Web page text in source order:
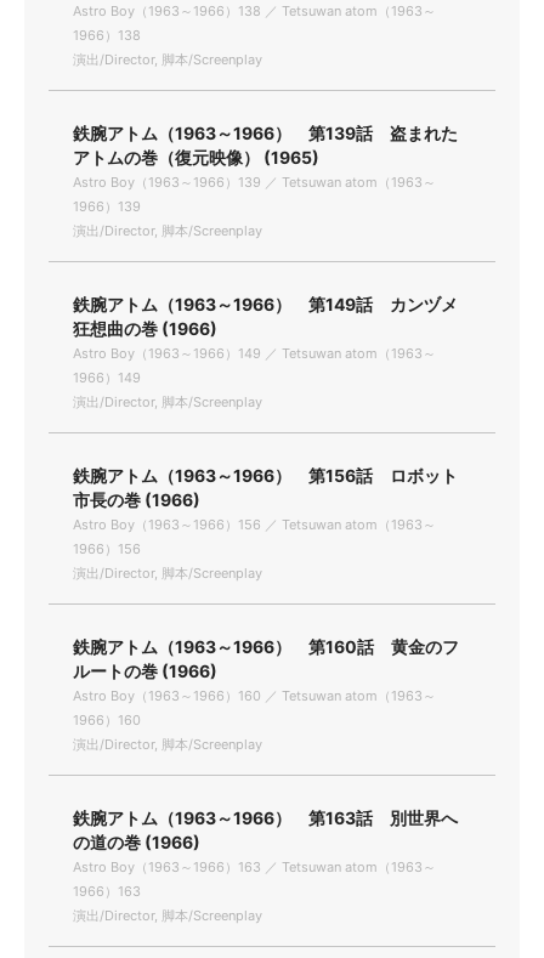
Astro Boy（1963～1966）138 ／ Tetsuwan atom（1963～
1966）138
演出/Director, 脚本/Screenplay
鉄腕アトム（1963～1966） 第139話 盗まれた
アトムの巻（復元映像） (1965)
Astro Boy（1963～1966）139 ／ Tetsuwan atom（1963～
1966）139
演出/Director, 脚本/Screenplay
鉄腕アトム（1963～1966） 第149話 カンヅメ
狂想曲の巻 (1966)
Astro Boy（1963～1966）149 ／ Tetsuwan atom（1963～
1966）149
演出/Director, 脚本/Screenplay
鉄腕アトム（1963～1966） 第156話 ロボット
市長の巻 (1966)
Astro Boy（1963～1966）156 ／ Tetsuwan atom（1963～
1966）156
演出/Director, 脚本/Screenplay
鉄腕アトム（1963～1966） 第160話 黄金のフ
ルートの巻 (1966)
Astro Boy（1963～1966）160 ／ Tetsuwan atom（1963～
1966）160
演出/Director, 脚本/Screenplay
鉄腕アトム（1963～1966） 第163話 別世界へ
の道の巻 (1966)
Astro Boy（1963～1966）163 ／ Tetsuwan atom（1963～
1966）163
演出/Director, 脚本/Screenplay